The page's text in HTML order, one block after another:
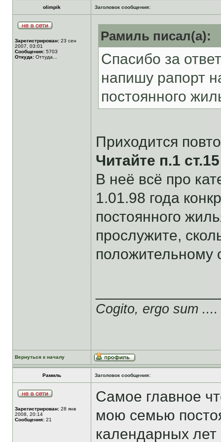
olimpik Заголовок сообщения:
Зарегистрирован: 23 сен
2007, 03:01
Сообщения: 5703
Откуда: Оттуда...
Рамиль писал(а):
Спасибо за
напишу рапорт
постоянного
Приходится
Читайте п.1
В неё всё про
1.01.98 года
постоянного
прослужите,
положительному
Cogito, ergo sum ....
Вернуться к началу
Рамиль Заголовок сообщения:
Зарегистрирован: 28 янв
2008, 20:14
Сообщения: 21
Самое главное
мою семью
календарных